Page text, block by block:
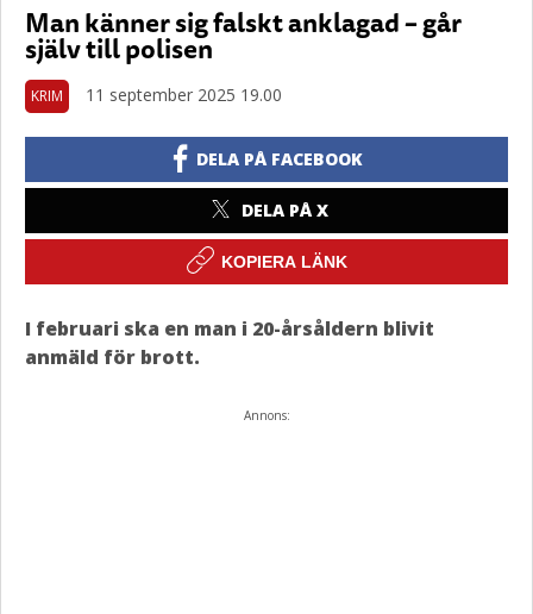
Man känner sig falskt anklagad – går
själv till polisen
KRIM 11 september 2025 19.00
DELA PÅ FACEBOOK
DELA PÅ X
KOPIERA LÄNK
I februari ska en man i 20-årsåldern blivit
anmäld för brott.
Annons: